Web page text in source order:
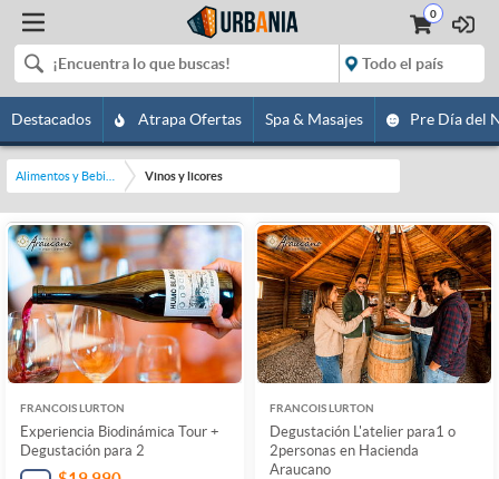
0
Destacados Atrapa Ofertas Spa & Masajes Pre Día del
Vinos y licores
FRANCOIS LURTON
Experiencia Biodinámica Tour +
Degustación para 2
FRANCOIS LURTON
Degustación L'atelier para1 o
2personas en Hacienda
Araucano